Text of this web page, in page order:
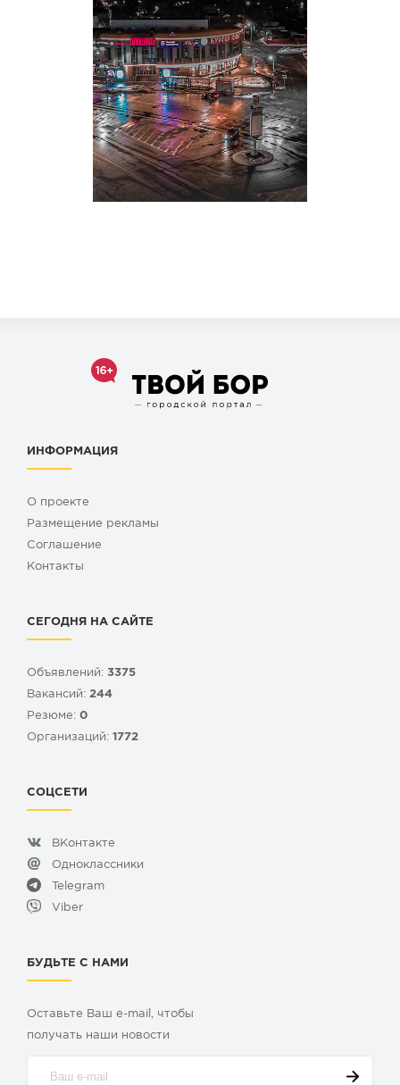
ИНФОРМАЦИЯ
О проекте
Размещение рекламы
Cоглашение
Контакты
СЕГОДНЯ НА САЙТЕ
Объявлений: 3375
Вакансий: 244
Резюме: 0
Организаций: 1772
СОЦСЕТИ
ВКонтакте
Одноклассники
Telegram
Viber
БУДЬТЕ С НАМИ
Оставьте Ваш e-mail, чтобы
получать наши новости